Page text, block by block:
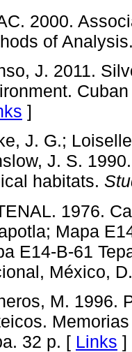
2000.
of
J. 2011.
]
J. G.;
J. S.
habitats.
1976.
Mapa
E14-B-61
México,
M. 1996.
32 p. [ Links ]